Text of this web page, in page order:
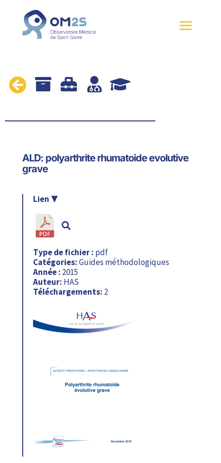
    
ALD: polyarthrite rhumatoide evolutive
grave
Type de fichier : pdf
Catégories:Guides méthodologiques
Année : 2015
Auteur: HAS
Téléchargements: 2